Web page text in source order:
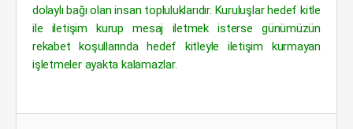
dolaylı bağı olan insan topluluklarıdır. Kuruluşlar hedef kitle
ile iletişim kurup mesaj iletmek isterse günümüzün
rekabet koşullarında hedef kitleyle iletişim kurmayan
işletmeler ayakta kalamazlar.